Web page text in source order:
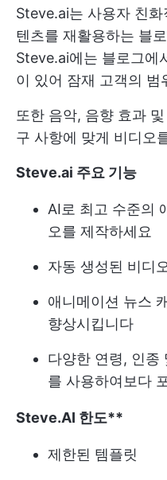
Steve.ai는 사용자 친
텐츠를 재활용하는 블
Steve.ai에는 블로그에
이 있어 잠재 고객의 범
또한 음악, 음향 효과
구 사항에 맞게 비디오
Steve.ai 주요 기능
AI로 최고 수준의
오를 제작하세요
자동 생성된 비디
애니메이션 뉴스
향상시킵니다
다양한 연령, 인종
를 사용하여보다
Steve.AI 한도**
제한된 템플릿